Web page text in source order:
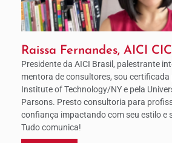
Raissa Fernandes, AICI CIC
Presidente da AICI Brasil, palestrante
mentora de consultores, sou certificada
Institute of Technology/NY e pela
Parsons. Presto consultoria para
confiança impactando com seu estilo e
Tudo comunica!